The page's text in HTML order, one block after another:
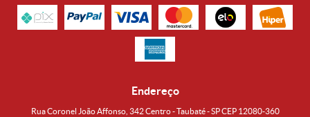
Endereço
Rua Coronel João Affonso, 342 Centro - Taubaté - SP CEP 12080-360